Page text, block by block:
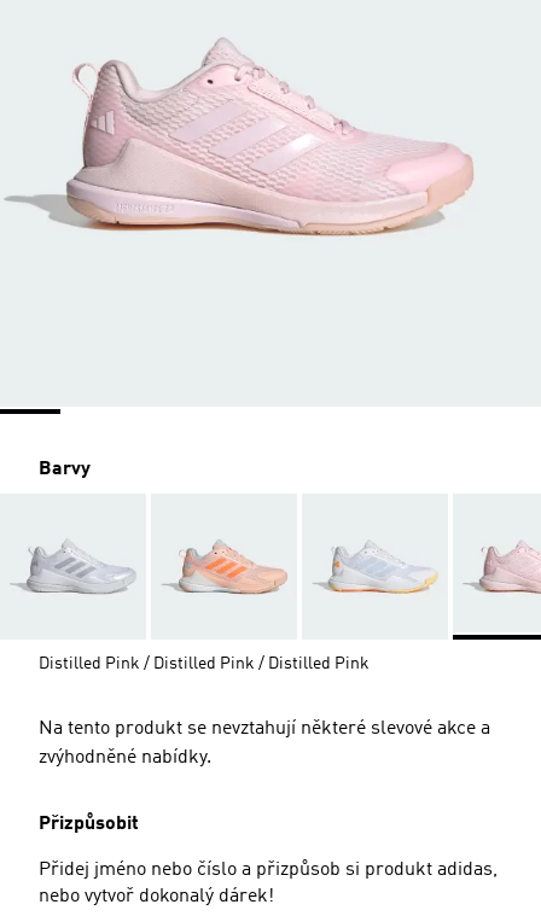
Barvy
Distilled Pink / Distilled Pink / Distilled Pink
Na tento produkt se nevztahují některé slevové akce a
zvýhodněné nabídky.
Přizpůsobit
Přidej jméno nebo číslo a přizpůsob si produkt adidas,
nebo vytvoř dokonalý dárek!